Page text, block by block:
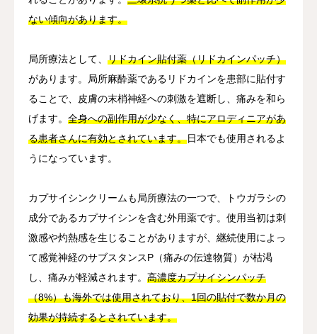
ない傾向があります。
局所療法として、 リドカイン貼付薬（リドカインパッチ）
があります。局所麻酔薬であるリドカインを患部に貼付す
ることで、皮膚の末梢神経への刺激を遮断し、痛みを和ら
げます。 全身への副作用が少なく、特にアロディニアがあ
る患者さんに有効とされています。日本でも使用されるよ
うになっています。
カプサイシンクリームも局所療法の一つで、トウガラシの
成分であるカプサイシンを含む外用薬です。使用当初は刺
激感や灼熱感を生じることがありますが、継続使用によっ
て感覚神経のサブスタンスP（痛みの伝達物質）が枯渇
し、痛みが軽減されます。 高濃度カプサイシンパッチ
（8%）も海外では使用されており、1回の貼付で数か月の
効果が持続するとされています。